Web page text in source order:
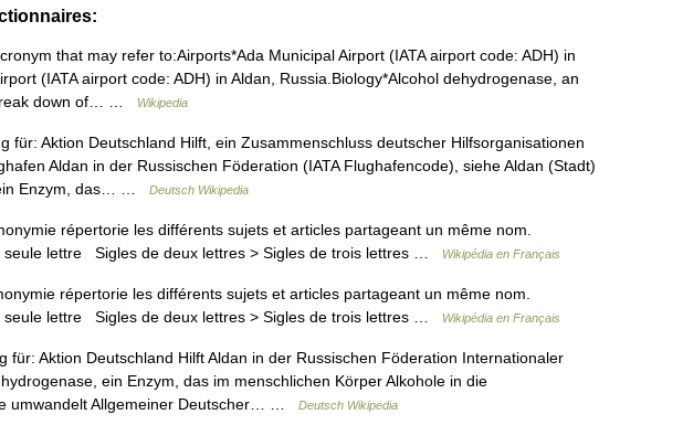
that may refer to:Airports*Ada Municipal Airport (IATA airport code: ADH) in
(IATA airport code: ADH) in Aldan, Russia.Biology*Alcohol dehydrogenase, an
down of… …
Wikipedia
für: Aktion Deutschland Hilft, ein Zusammenschluss deutscher Hilfsorganisationen
Aldan in der Russischen Föderation (IATA Flughafencode), siehe Aldan (Stadt)
Enzym, das… …
Deutsch Wikipedia
répertorie les différents sujets et articles partageant un même nom.
lettre Sigles de deux lettres > Sigles de trois lettres …
Wikipédia en Français
répertorie les différents sujets et articles partageant un même nom.
lettre Sigles de deux lettres > Sigles de trois lettres …
Wikipédia en Français
für: Aktion Deutschland Hilft Aldan in der Russischen Föderation Internationaler
ein Enzym, das im menschlichen Körper Alkohole in die
umwandelt Allgemeiner Deutscher… …
Deutsch Wikipedia